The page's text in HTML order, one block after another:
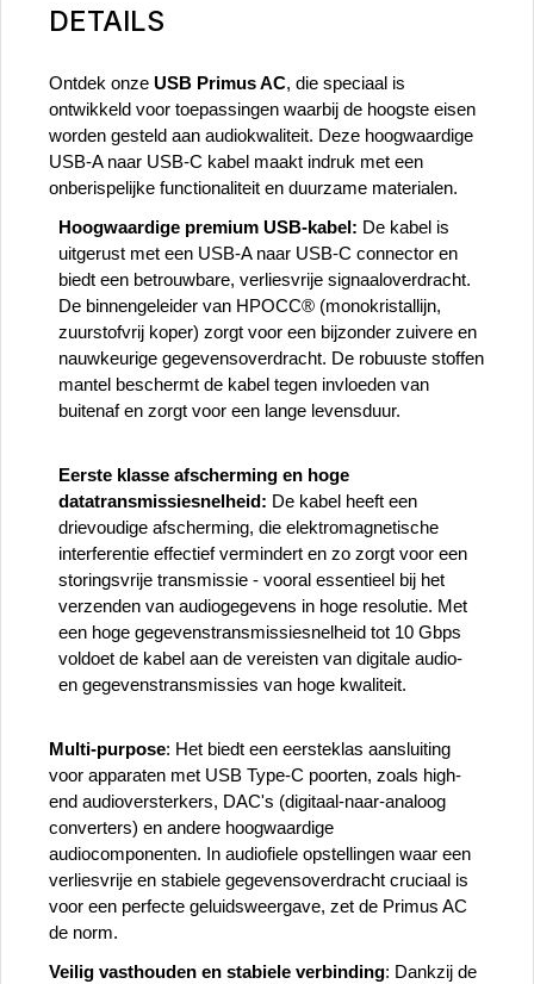
DETAILS
Ontdek onze USB Primus AC, die speciaal is
ontwikkeld voor toepassingen waarbij de hoogste eisen
worden gesteld aan audiokwaliteit. Deze hoogwaardige
USB-A naar USB-C kabel maakt indruk met een
onberispelijke functionaliteit en duurzame materialen.
Hoogwaardige premium USB-kabel: De kabel is
uitgerust met een USB-A naar USB-C connector en
biedt een betrouwbare, verliesvrije signaaloverdracht.
De binnengeleider van HPOCC® (monokristallijn,
zuurstofvrij koper) zorgt voor een bijzonder zuivere en
nauwkeurige gegevensoverdracht. De robuuste stoffen
mantel beschermt de kabel tegen invloeden van
buitenaf en zorgt voor een lange levensduur.
Eerste klasse afscherming en hoge
datatransmissiesnelheid: De kabel heeft een
drievoudige afscherming, die elektromagnetische
interferentie effectief vermindert en zo zorgt voor een
storingsvrije transmissie - vooral essentieel bij het
verzenden van audiogegevens in hoge resolutie. Met
een hoge gegevenstransmissiesnelheid tot 10 Gbps
voldoet de kabel aan de vereisten van digitale audio-
en gegevenstransmissies van hoge kwaliteit.
Multi-purpose: Het biedt een eersteklas aansluiting
voor apparaten met USB Type-C poorten, zoals high-
end audioversterkers, DAC's (digitaal-naar-analoog
converters) en andere hoogwaardige
audiocomponenten. In audiofiele opstellingen waar een
verliesvrije en stabiele gegevensoverdracht cruciaal is
voor een perfecte geluidsweergave, zet de Primus AC
de norm.
Veilig vasthouden en stabiele verbinding: Dankzij de